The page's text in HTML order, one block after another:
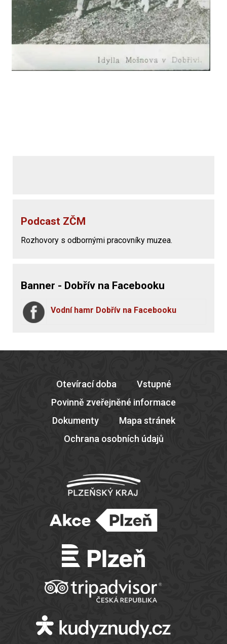
Podcast ZČM
Rozhovory s odbornými pracovníky muzea.
Banner - Dobřív na Facebooku
Vodní hamr Dobřív na Facebooku
Otevírací doba
Vstupné
Povinně zveřejněné informace
Dokumenty
Mapa stránek
Ochrana osobních údajů